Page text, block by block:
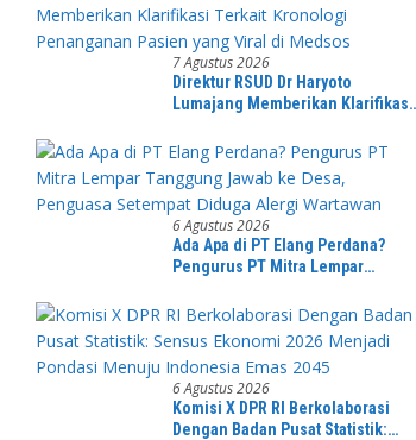
7 Agustus 2026
Direktur RSUD Dr Haryoto
Lumajang Memberikan Klarifikasi
Pasien yang Viral di Medsos
6 Agustus 2026
Ada Apa di PT Elang Perdana?
Pengurus PT Mitra Lempar
Penguasa Setempat Diduga Alergi
Wartawan
6 Agustus 2026
Komisi X DPR RI Berkolaborasi
Dengan Badan Pusat Statistik: